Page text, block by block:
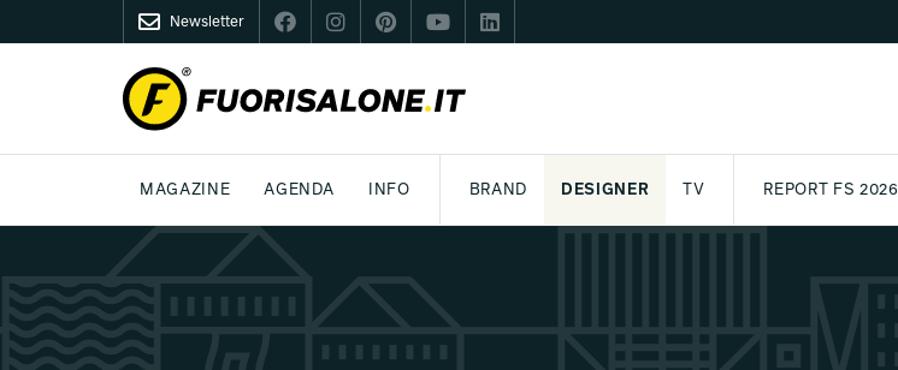
Newsletter
MAGAZINE
DESIGN
AGENDA
MILANO DESIGN AGENDA
INFO
COS'È FUORISALONE
BRAND DESIGNER TV REPORT FS 2026